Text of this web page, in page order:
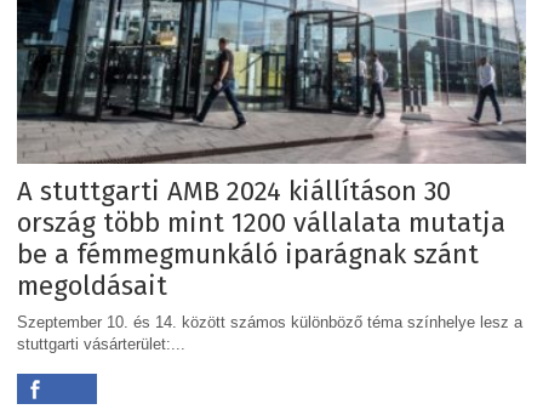
A stuttgarti AMB 2024 kiállításon 30
ország több mint 1200 vállalata mutatja
be a fémmegmunkáló iparágnak szánt
megoldásait
Szeptember 10. és 14. között számos különböző téma színhelye lesz a
stuttgarti vásárterület:...